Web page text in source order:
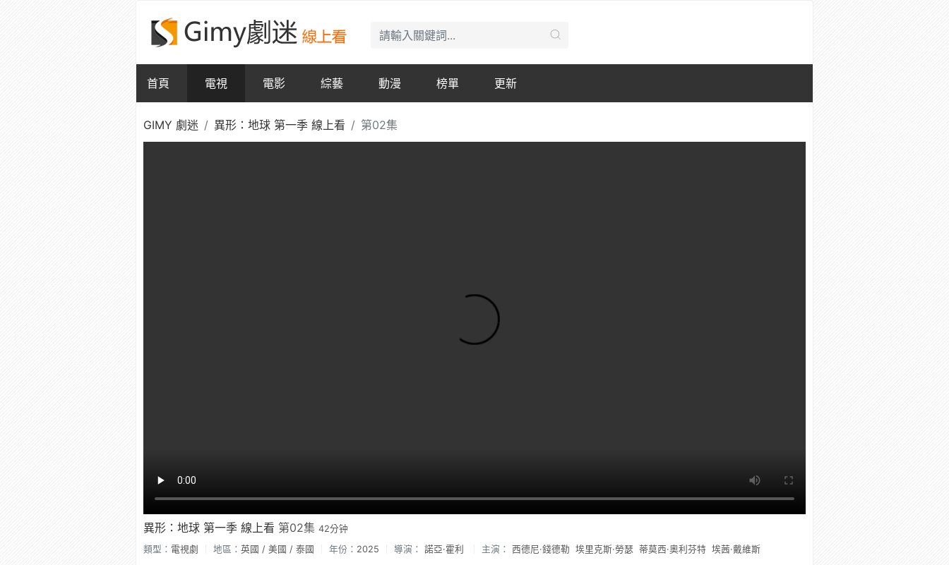
首頁 電視 電影 綜藝 動漫 榜單 更新
GIMY 劇迷 異形：地球 第一季 線上看 第02集
異形：地球 第一季 線上看 第02集 42分钟
類型： 電視劇 地區： 英國 / 美國 / 泰國 年份： 2025 導演： 諾亞·霍利 主演： 西德尼·錢德勒 埃里克斯·勞瑟 蒂莫西·奧利芬特 埃茜·戴維斯